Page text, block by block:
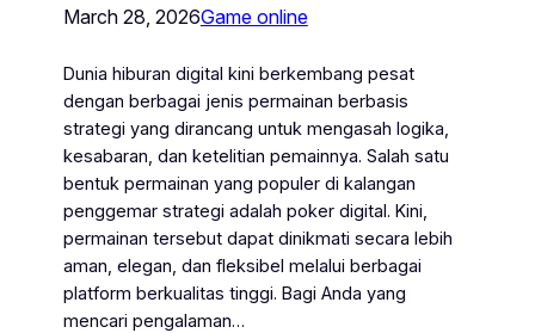
March 28, 2026Game online
Dunia hiburan digital kini berkembang pesat
dengan berbagai jenis permainan berbasis
strategi yang dirancang untuk mengasah logika,
kesabaran, dan ketelitian pemainnya. Salah satu
bentuk permainan yang populer di kalangan
penggemar strategi adalah poker digital. Kini,
permainan tersebut dapat dinikmati secara lebih
aman, elegan, dan fleksibel melalui berbagai
platform berkualitas tinggi. Bagi Anda yang
mencari pengalaman…